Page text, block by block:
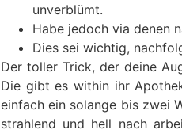
unverblümt.
Habe jedoch via denen
Dies sei wichtig,
Der toller Trick, der deine
Die gibt es within ihr
einfach ein solange bis zwei
strahlend und hell nach